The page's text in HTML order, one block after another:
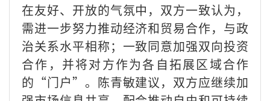
在友好、开放的气氛中，双方一致认为，
需进一步努力推动经济和贸易合作，与政
治关系水平相称；一致同意加强双向投资
合作，并将对方作为各自拓展区域合作
的“门户”。陈青敏建议，双方应继续加